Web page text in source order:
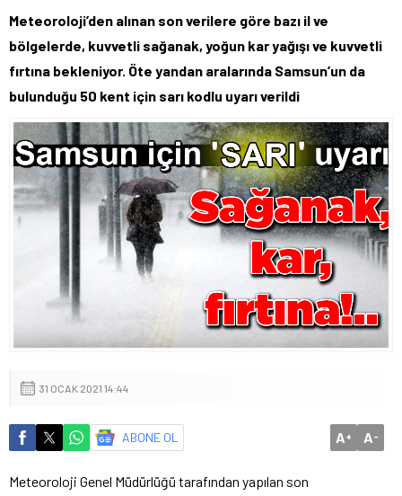
6.660,55
Meteoroloji’den alınan son verilere göre bazı il ve
bölgelerde, kuvvetli sağanak, yoğun kar yağışı ve kuvvetli
fırtına bekleniyor. Öte yandan aralarında Samsun’un da
bulunduğu 50 kent için sarı kodlu uyarı verildi
31 OCAK 2021 14:44
ABONE OL A+ A-
Meteoroloji Genel Müdürlüğü tarafından yapılan son